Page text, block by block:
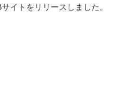
イトをリリースしました。